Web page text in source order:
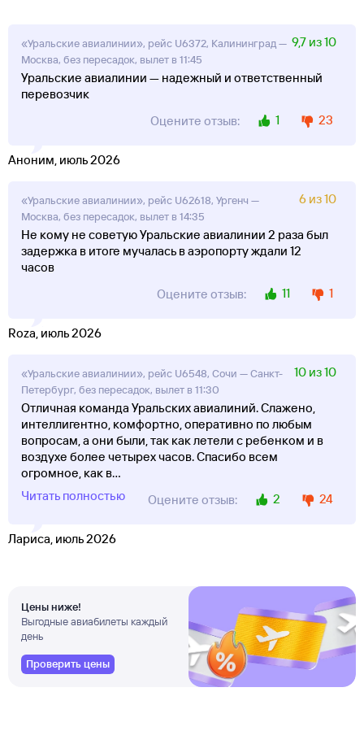
«Уральские авиалинии», рейс U6372, Калининград —
Москва, без пересадок, вылет в 11:45
9,7 из 10
Уральские авиалинии — надежный и ответственный
перевозчик
Оцените отзыв:
1 23
Аноним, июль 2026
«Уральские авиалинии», рейс U62618, Ургенч —
Москва, без пересадок, вылет в 14:35
6 из 10
Не кому не советую Уральские авиалинии 2 раза был
задержка в итоге мучалась в аэропорту ждали 12
часов
Оцените отзыв:
11 1
Roza, июль 2026
«Уральские авиалинии», рейс U6548, Сочи — Санкт-
Петербург, без пересадок, вылет в 11:30
10 из 10
Отличная команда Уральских авиалиний. Слажено,
интеллигентно, комфортно, оперативно по любым
вопросам, а они были, так как летели с ребенком и в
воздухе более четырех часов. Спасибо всем
огромное, как в...
Читать полностью
Оцените отзыв: 2 24
Лариса, июль 2026
Цены ниже!
Выгодные авиабилеты каждый
день
Проверить цены